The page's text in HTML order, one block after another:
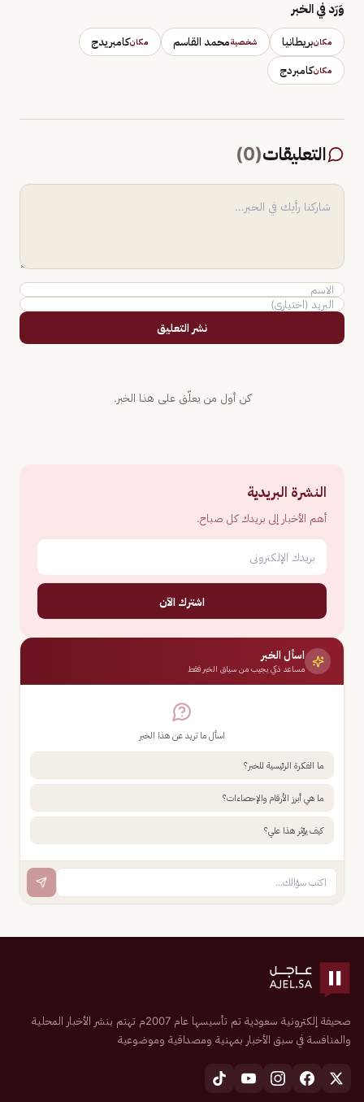
وَرَد في الخبر
مكانبريطانيا شخصيةمحمد القاسم مكانكامبريدج
مكانكامبردج
التعليقات(
0
)
نشر التعليق
كن أول من يعلّق على هذا الخبر.
النشرة البريدية
أهم الأخبار إلى بريدك كل صباح.
اشترك الآن
اسأل الخبر
مساعد ذكي يجيب من سياق الخبر فقط
اسأل ما تريد عن هذا الخبر
ما الفكرة الرئيسية للخبر؟
ما هي أبرز الأرقام والإحصاءات؟
كيف يؤثر هذا علي؟
صحيفة إلكترونية سعودية تم تأسيسها عام 2007م تهتم بنشر الأخبار المحلية
والمنافسة في سبق الأخبار بمهنية ومصداقية وموضوعية